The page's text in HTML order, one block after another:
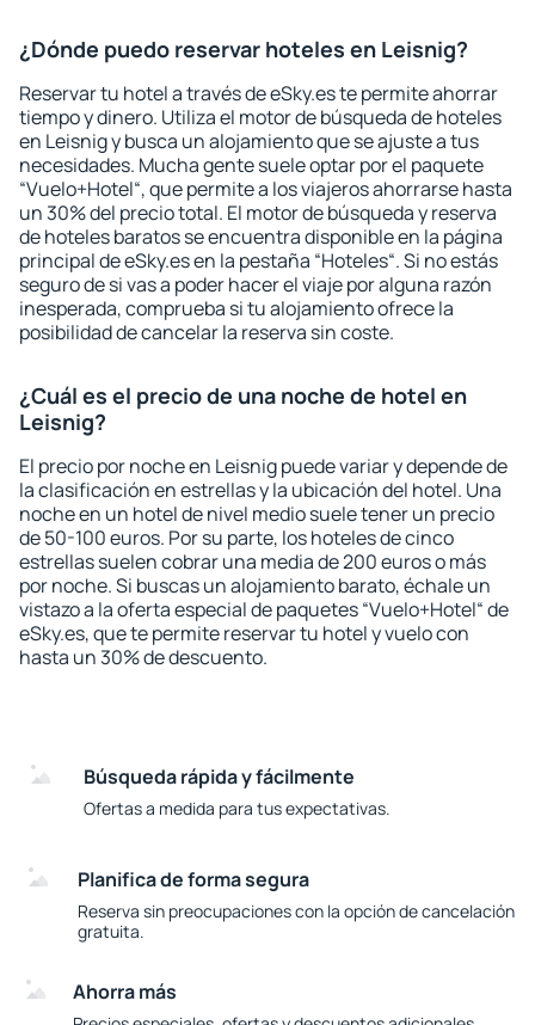
¿Dónde puedo reservar hoteles en Leisnig?
Reservar tu hotel a través de eSky.es te permite ahorrar
tiempo y dinero. Utiliza el motor de búsqueda de hoteles
en Leisnig y busca un alojamiento que se ajuste a tus
necesidades. Mucha gente suele optar por el paquete
“Vuelo+Hotel“, que permite a los viajeros ahorrarse hasta
un 30% del precio total. El motor de búsqueda y reserva
de hoteles baratos se encuentra disponible en la página
principal de eSky.es en la pestaña “Hoteles“. Si no estás
seguro de si vas a poder hacer el viaje por alguna razón
inesperada, comprueba si tu alojamiento ofrece la
posibilidad de cancelar la reserva sin coste.
¿Cuál es el precio de una noche de hotel en
Leisnig?
El precio por noche en Leisnig puede variar y depende de
la clasificación en estrellas y la ubicación del hotel. Una
noche en un hotel de nivel medio suele tener un precio
de 50-100 euros. Por su parte, los hoteles de cinco
estrellas suelen cobrar una media de 200 euros o más
por noche. Si buscas un alojamiento barato, échale un
vistazo a la oferta especial de paquetes “Vuelo+Hotel“ de
eSky.es, que te permite reservar tu hotel y vuelo con
hasta un 30% de descuento.
Búsqueda rápida y fácilmente
Ofertas a medida para tus expectativas.
Planifica de forma segura
Reserva sin preocupaciones con la opción de cancelación
gratuita.
Ahorra más